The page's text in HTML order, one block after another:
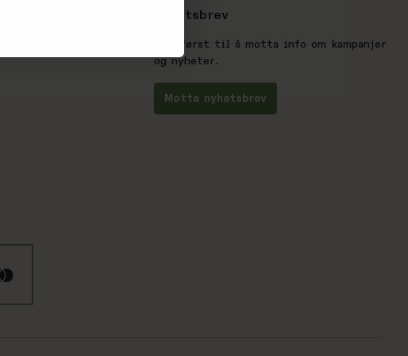
Nyhetsbrev
Vær først til å motta info om kampanjer
og nyheter.
Motta nyhetsbrev